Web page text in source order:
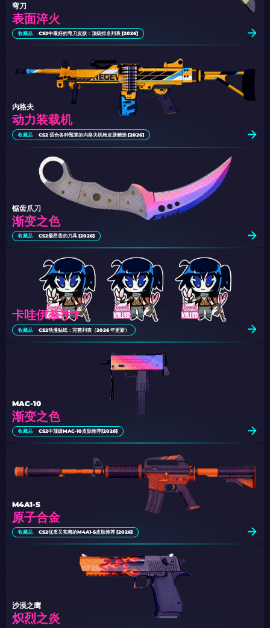
表面淬火
弯刀
收藏品 CS2中最好的弯刀皮肤：顶级排名列表 [2026]
动力装载机
内格夫
收藏品 CS2 适合各种预算的内格夫机枪皮肤精选 [2026]
渐变之色
锯齿爪刀
收藏品 CS2最昂贵的刀具 [2026]
卡哇伊杀手T
收藏品 CS2动漫贴纸：完整列表（2026 年更新）
渐变之色
MAC-10
收藏品 CS2中顶级MAC-10皮肤推荐[2026]
原子合金
M4A1-S
收藏品 CS2优质又实惠的M4A1-S皮肤推荐 [2026]
炽烈之炎
沙漠之鹰